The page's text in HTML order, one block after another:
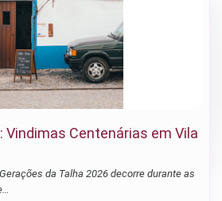
Vindimas Centenárias em Vila
da Talha 2026 decorre durante as